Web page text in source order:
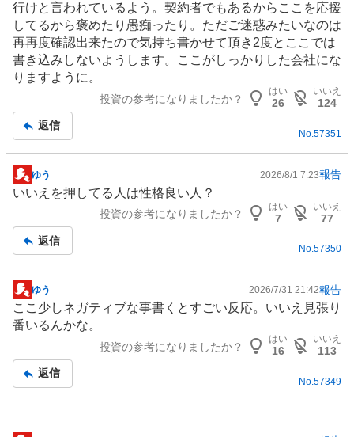
行けと言われているよう。契約者でもあるからここを応援
してるから褒めたり愚痴ったり。ただご迷惑みたいなのは
再再度確認出来たので気持ち書かせて頂き2度とここでは
書き込みしないようします。ここがしっかりした会社にな
りますように。
投資の参考になりましたか？
はい
26
いいえ
124
返信
No. 57351
掲
示
事
ゆう 2026/8/1 7:23報告
いいえを押してる人は性格良い人？
投資の参考になりましたか？
はい
7
いいえ
77
返信
No.57350
掲
示
板
ゆう 2026/7/31 21:42報告
ここ少しネガティブな事書くとすごい反応。いいえ見張り
番いるんかな。
投資の参考になりましたか？
はい
16
いいえ
113
返信
No. 57349